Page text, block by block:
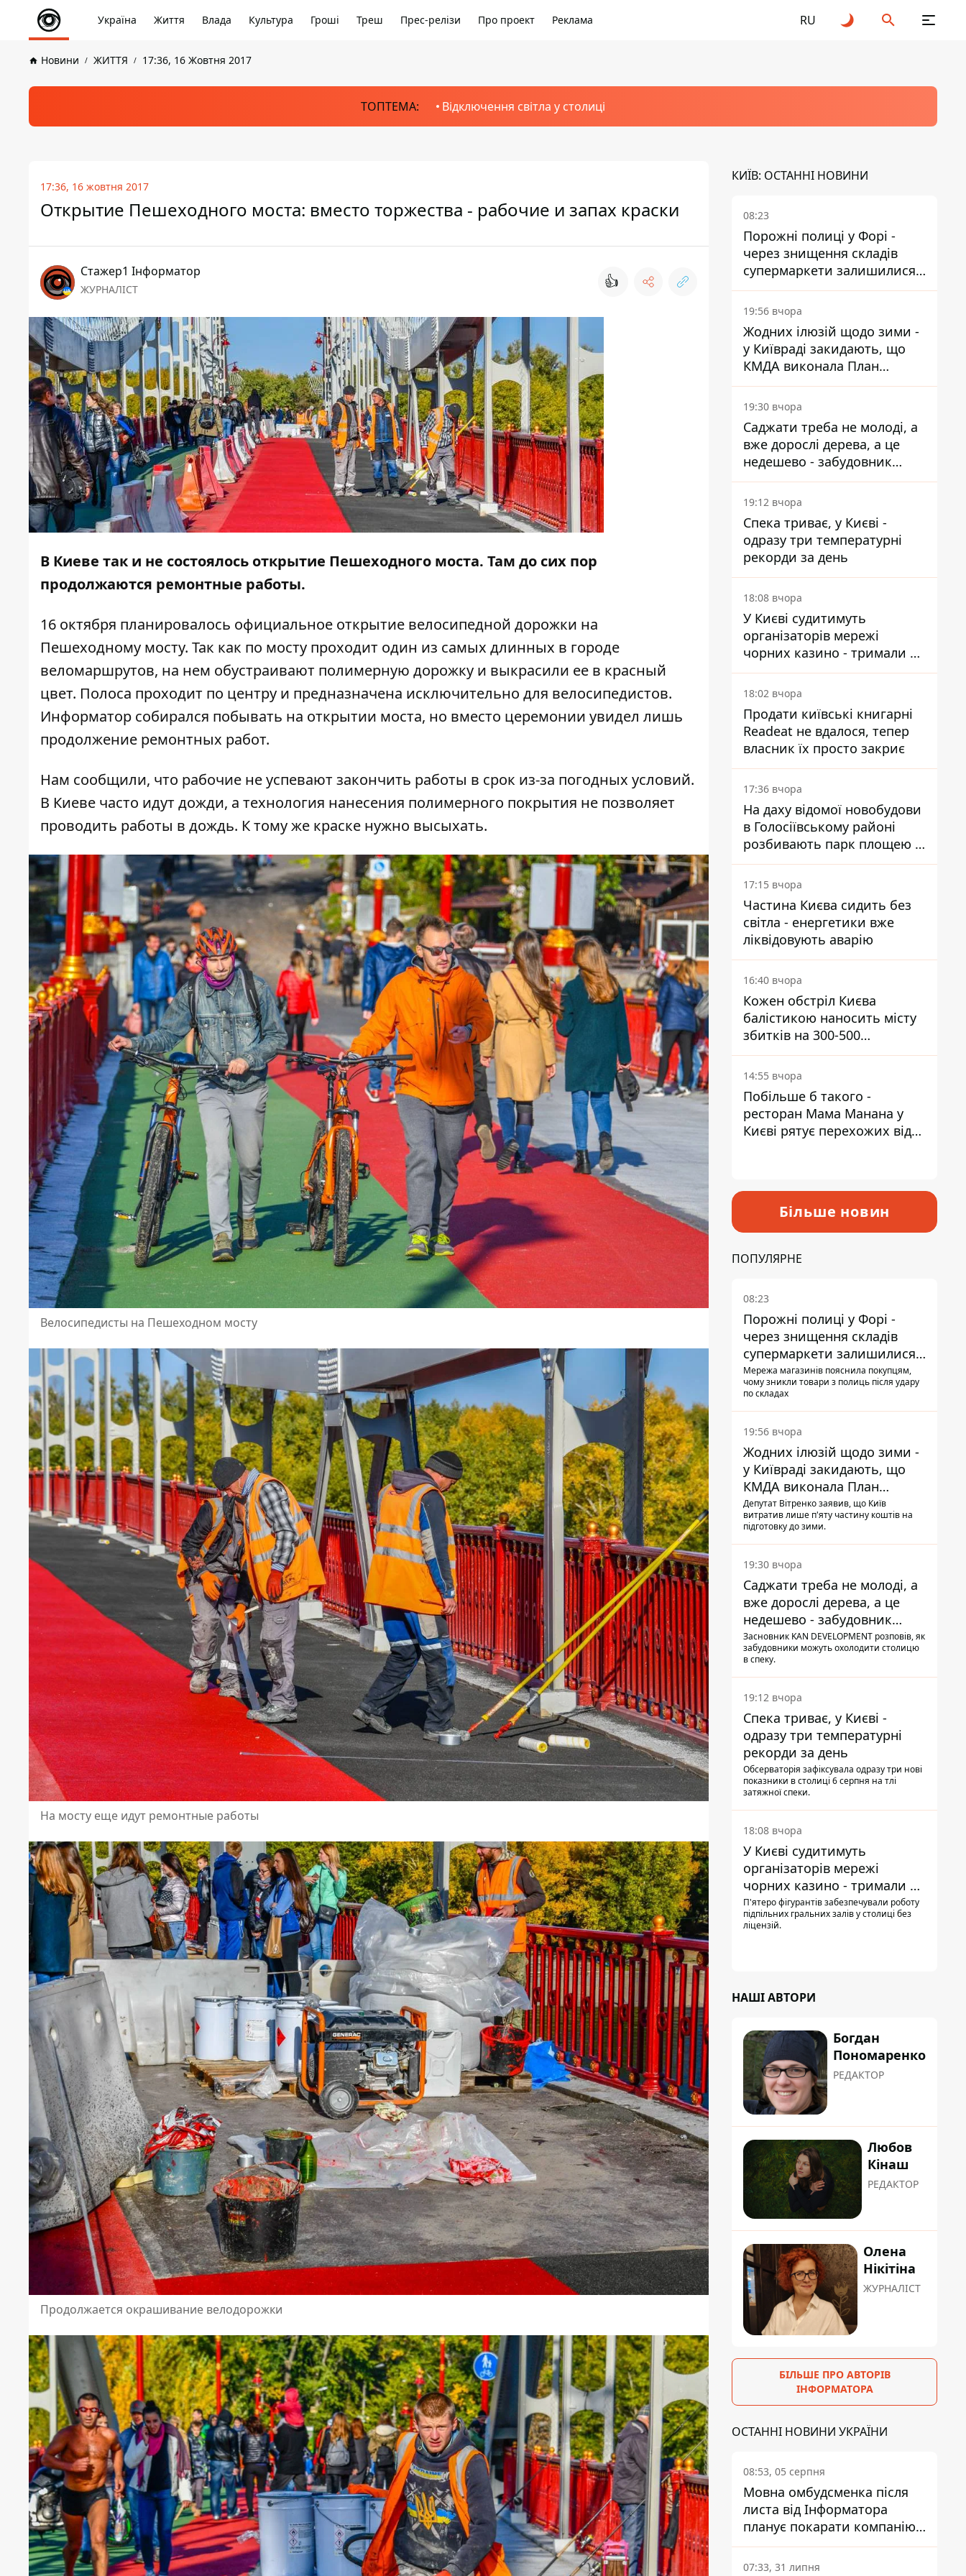
Україна Життя Влада Культура Гроші Треш Прес-релізи Про проект Реклама RU
Новини ЖИТТЯ 17:36, 16 Жовтня 2017
ТОПТЕМА: Відключення світла у столиці
17:36, 16 жовтня 2017
Открытие Пешеходного моста: вместо торжества - рабочие и запах краски
Стажер1 Інформатор
ЖУРНАЛІСТ 👍
В Киеве так и не состоялось открытие Пешеходного моста. Там до сих пор
продолжаются ремонтные работы.
16 октября планировалось официальное открытие велосипедной дорожки на
Пешеходному мосту. Так как по мосту проходит один из самых длинных в городе
веломаршрутов, на нем обустраивают полимерную дорожку и выкрасили ее в красный
цвет. Полоса проходит по центру и предназначена исключительно для велосипедистов.
Информатор собирался побывать на открытии моста, но вместо церемонии увидел лишь
продолжение ремонтных работ.
Нам сообщили, что рабочие не успевают закончить работы в срок из-за погодных условий.
В Киеве часто идут дожди, а технология нанесения полимерного покрытия не позволяет
проводить работы в дождь. К тому же краске нужно высыхать.
Велосипедисты на Пешеходном мосту
На мосту еще идут ремонтные работы
Продолжается окрашивание велодорожки
КИЇВ: ОСТАННІ НОВИНИ
08:23
Порожні полиці у Форі -
через знищення складів
супермаркети залишилися
без асортименту
19:56 вчора
Жодних ілюзій щодо зими -
у Київраді закидають, що
КМДА виконала План
стійкості на 20%
19:30 вчора
Саджати треба не молоді, а
вже дорослі дерева, а це
недешево - забудовник
Ніконов
19:12 вчора
Спека триває, у Києві -
одразу три температурні
рекорди за день
18:08 вчора
У Києві судитимуть
організаторів мережі
чорних казино - тримали 39
закладів
18:02 вчора
Продати київські книгарні
Readeat не вдалося, тепер
власник їх просто закриє
17:36 вчора
На даху відомої новобудови
в Голосіївському районі
розбивають парк площею в
гектар
17:15 вчора
Частина Києва сидить без
світла - енергетики вже
ліквідовують аварію
16:40 вчора
Кожен обстріл Києва
балістикою наносить місту
збитків на 300-500
мільйонів - Петро
Пантелеєв
14:55 вчора
Побільше б такого -
ресторан Мама Манана у
Києві рятує перехожих від
Більше новин
ПОПУЛЯРНЕ
08:23
Порожні полиці у Форі -
через знищення складів
супермаркети залишилися
без асортименту
Мережа магазинів пояснила покупцям,
чому зникли товари з полиць після удару
по складах
19:56 вчора
Жодних ілюзій щодо зими -
у Київраді закидають, що
КМДА виконала План
стійкості на 20%
Депутат Вітренко заявив, що Київ
витратив лише п'яту частину коштів на
підготовку до зими.
19:30 вчора
Саджати треба не молоді, а
вже дорослі дерева, а це
недешево - забудовник
Ніконов
Засновник KAN DEVELOPMENT розповів, як
забудовники можуть охолодити столицю
в спеку.
19:12 вчора
Спека триває, у Києві -
одразу три температурні
рекорди за день
Обсерваторія зафіксувала одразу три нові
показники в столиці 6 серпня на тлі
затяжної спеки.
18:08 вчора
У Києві судитимуть
організаторів мережі
чорних казино - тримали 39
закладів
П'ятеро фігурантів забезпечували роботу
підпільних гральних залів у столиці без
ліцензій.
НАШІ АВТОРИ
Богдан
Пономаренко
РЕДАКТОР
Любов
Кінаш
РЕДАКТОР
Олена
Нікітіна
ЖУРНАЛІСТ
БІЛЬШЕ ПРО АВТОРІВ
ІНФОРМАТОРА
ОСТАННІ НОВИНИ УКРАЇНИ
08:53, 05 серпня
Мовна омбудсменка після
листа від Інформатора
планує покарати компанію-
підрядника ПриватБанку
07:33, 31 липня